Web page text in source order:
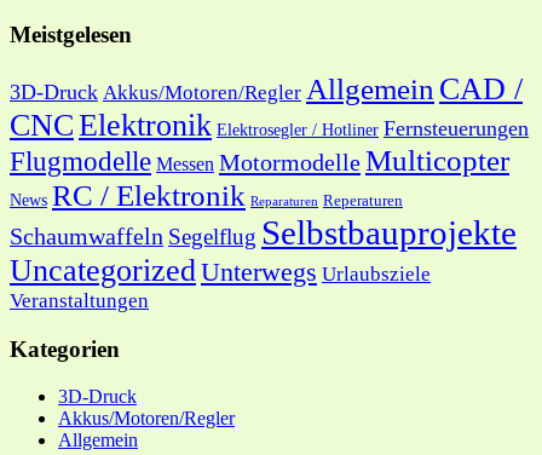
Meistgelesen
3D-Druck Akkus/Motoren/Regler Allgemein CAD /
CNCElektronik Elektrosegler / Hotliner Fernsteuerungen
Flugmodelle Messen MotormodelleMulticopter
News RC / Elektronik Reparaturen Reperaturen
Schaumwaffeln Segelflug Selbstbauprojekte
UncategorizedUnterwegs Urlaubsziele
Veranstaltungen
Kategorien
3D-Druck
Akkus/Motoren/Regler
Allgemein